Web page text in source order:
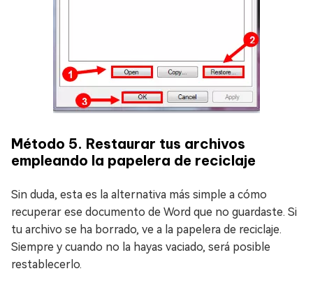
Método 5. Restaurar tus archivos
empleando la papelera de reciclaje
Sin duda, esta es la alternativa más simple a cómo
recuperar ese documento de Word que no guardaste. Si
tu archivo se ha borrado, ve a la papelera de reciclaje.
Siempre y cuando no la hayas vaciado, será posible
restablecerlo.